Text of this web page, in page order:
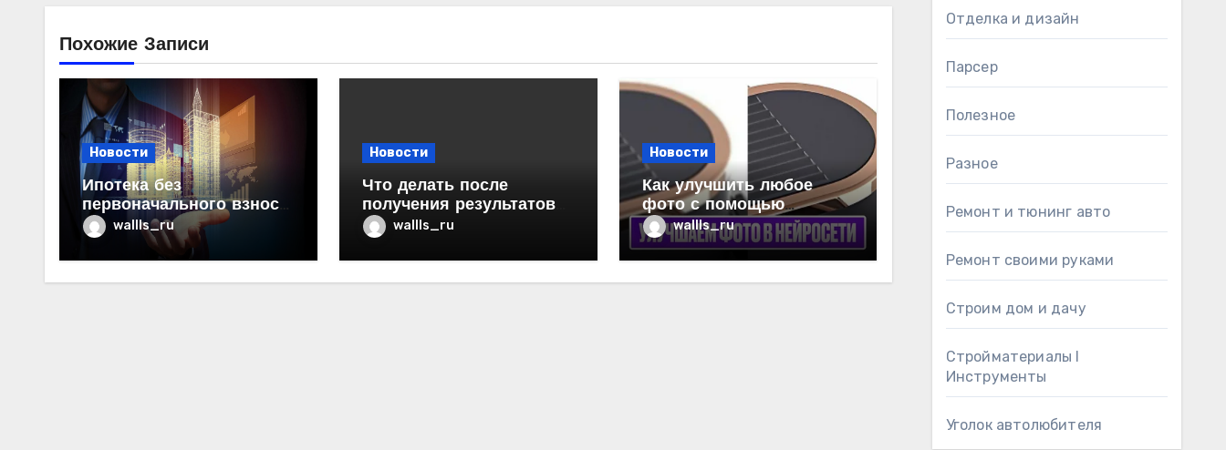
Похожие Записи
Новости
Ипотека без
первоначального взноса:
возможности, риски и
практические
рекомендации<
wallls_ru
Новости
Что делать после
получения результатов
МРТ или СКТ
wallls_ru
Новости
Как улучшить любое
фото с помощью
нейросети: практический
гид для фотографов и
любителей
wallls_ru
Отделка и дизайн
Парсер
Полезное
Разное
Ремонт и тюнинг авто
Ремонт своими руками
Строим дом и дачу
Стройматериалы l
Инструменты
Уголок автолюбителя